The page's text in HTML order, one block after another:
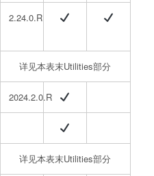
2.24.0.R
详见本表末Utilities部分
2024.2.0.R
详见本表末Utilities部分